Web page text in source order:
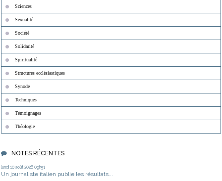
Sciences
Sexualité
Société
Solidarité
Spiritualité
Structures ecclésiastiques
Synode
Techniques
Témoignages
Théologie
NOTES RÉCENTES
lundi 10 août 2026 09h51
Un journaliste italien publie les résultats...